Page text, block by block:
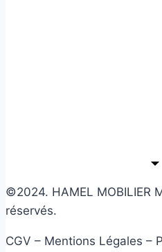
©2024. HAMEL MOBILIER
réservés.
CGV – Mentions Légales –